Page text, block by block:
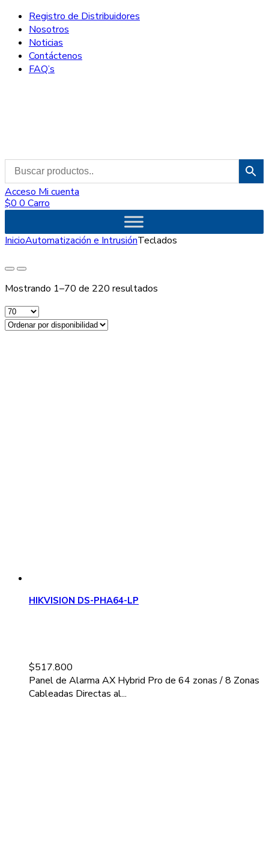
Registro de Distribuidores
Nosotros
Noticias
Contáctenos
FAQ’s
Acceso Mi cuenta
$0 0 Carro
InicioAutomatización e IntrusiónTeclados
Mostrando 1–70 de 220 resultados
HIKVISION DS-PHA64-LP
$517.800
Panel de Alarma AX Hybrid Pro de 64 zonas / 8 Zonas
Cableadas Directas al...